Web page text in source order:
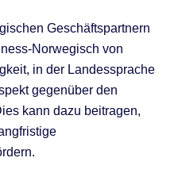
Geschäftspartnern
Norwegisch von
in der Landessprache
gegenüber den
kann dazu beitragen,